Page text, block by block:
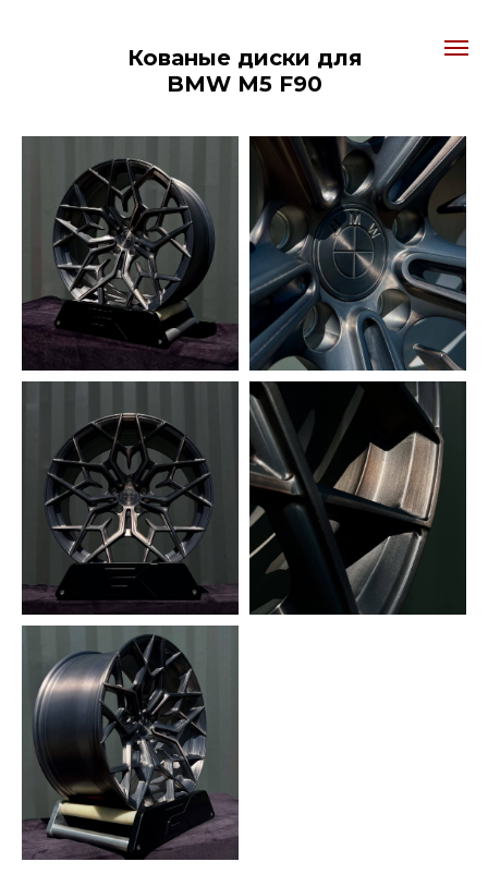
Кованые диски для
BMW M5 F90